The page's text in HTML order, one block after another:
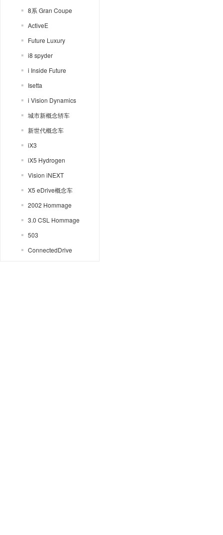
8系 Gran Coupe
ActiveE
Future Luxury
i8 spyder
i Inside Future
Isetta
i Vision Dynamics
城市新概念轿车
新世代概念车
iX3
iX5 Hydrogen
Vision iNEXT
X5 eDrive概念车
2002 Hommage
3.0 CSL Hommage
503
ConnectedDrive